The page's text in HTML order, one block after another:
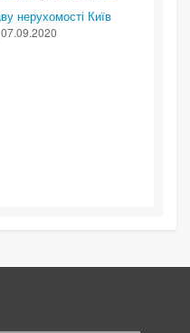
нерухомості Київ